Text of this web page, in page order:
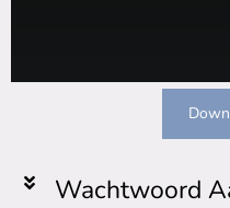
Wachtwoord